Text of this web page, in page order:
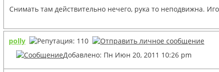
Снимать там действительно нечего, рука то неподвижна.
polly
Добавлено: Пн Июн 20, 2011 10:26 pm